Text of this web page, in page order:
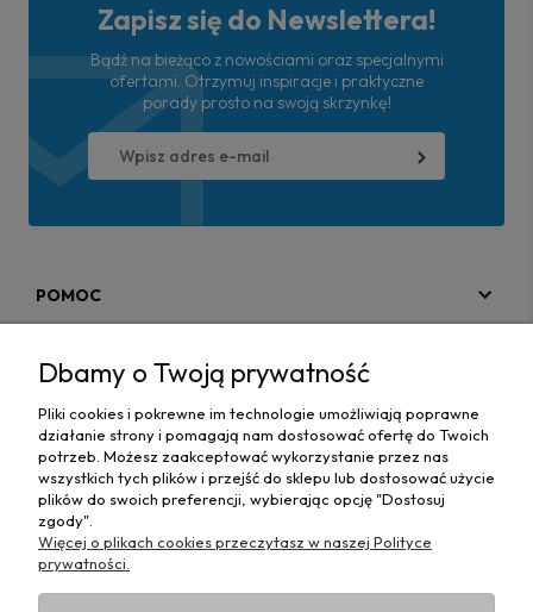
Zapisz się do Newslettera!
Bądź na bieżąco z nowościami oraz specjalnymi
ofertami. Otrzymuj inspiracje i praktyczne
porady prosto na swoją skrzynkę!
POMOC
MAPA STRONY
INFORMACJE
Dbamy o Twoją prywatność
Pliki cookies i pokrewne im technologie umożliwiają poprawne
działanie strony i pomagają nam dostosować ofertę do Twoich
potrzeb. Możesz zaakceptować wykorzystanie przez nas
wszystkich tych plików i przejść do sklepu lub dostosować użycie
plików do swoich preferencji, wybierając opcję "Dostosuj
zgody".
Więcej o plikach cookies przeczytasz w naszej Polityce
prywatności.